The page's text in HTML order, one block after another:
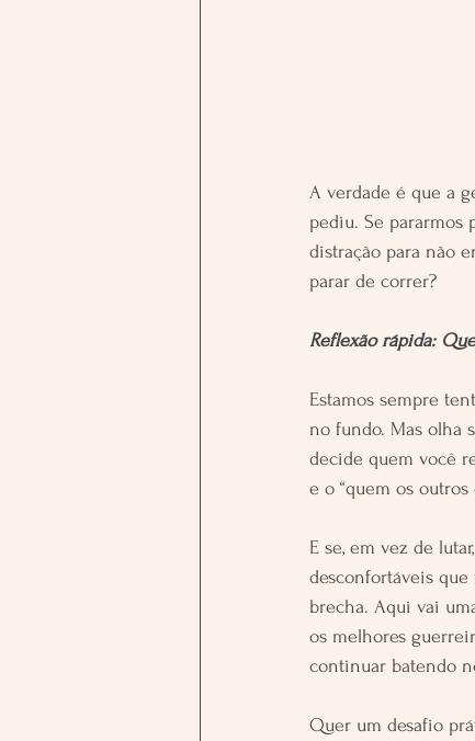
A verdade é que a
pediu. Se pararmos
distração para não
parar de correr?
Reflexão rápida:
Estamos sempre
no fundo. Mas olha
decide quem você
e o “quem os
E se, em vez de
desconfortáveis
brecha. Aqui vai
os melhores
continuar batendo
Quer um desafio